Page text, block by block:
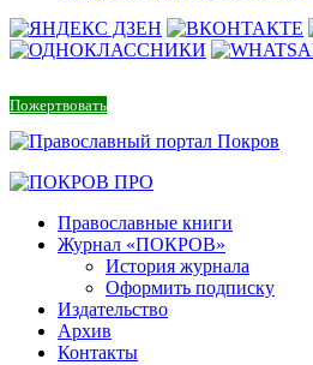
Пожертвовать
Православные книги
Журнал «ПОКРОВ»
История журнала
Оформить подписку
Издательство
Архив
Контакты